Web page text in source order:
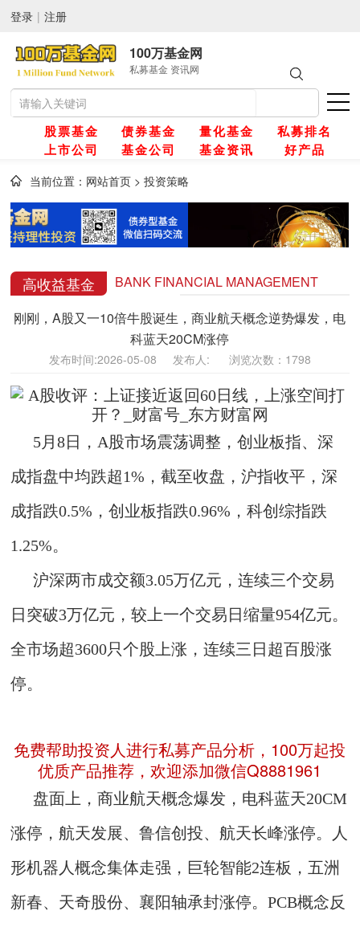
登录 | 注册
100万基金网
私募基金 资讯网
股票基金 债券基金 量化基金
私募排名
上市公司
基金公司 基金资讯 好产品
当前位置： 网站首页 >投资策略
高收益基金
BANK FINANCIAL MANAGEMENT
刚刚，A股又一10倍牛股诞生，商业航天概念逆势爆发，电
科蓝天20CM涨停
发布时间:2026-05-08 发布人: 浏览次数：1798
5月8日，A股市场震荡调整，创业板指、深
成指盘中均跌超1%，截至收盘，沪指收平，深
成指跌0.5%，创业板指跌0.96%，科创综指跌
1.25%。
沪深两市成交额3.05万亿元，连续三个交易
日突破3万亿元，较上一个交易日缩量954亿元。
全市场超3600只个股上涨，连续三日超百股涨
停。
免费帮助投资人进行私募产品分析，100万起投
优质产品推荐，欢迎添加微信Q8881961
盘面上，商业航天概念爆发，电科蓝天20CM
涨停，航天发展、鲁信创投、航天长峰涨停。人
形机器人概念集体走强，巨轮智能2连板，五洲
新春、天奇股份、襄阳轴承封涨停。PCB概念反